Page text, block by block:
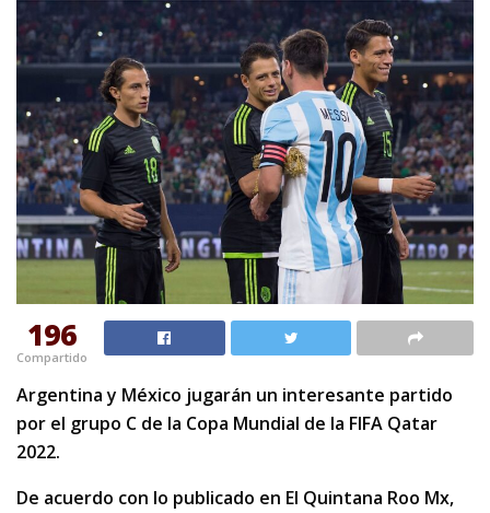
196
Compartido
Argentina y México jugarán un interesante partido
por el grupo C de la Copa Mundial de la FIFA Qatar
2022.
De acuerdo con lo publicado en El Quintana Roo Mx,